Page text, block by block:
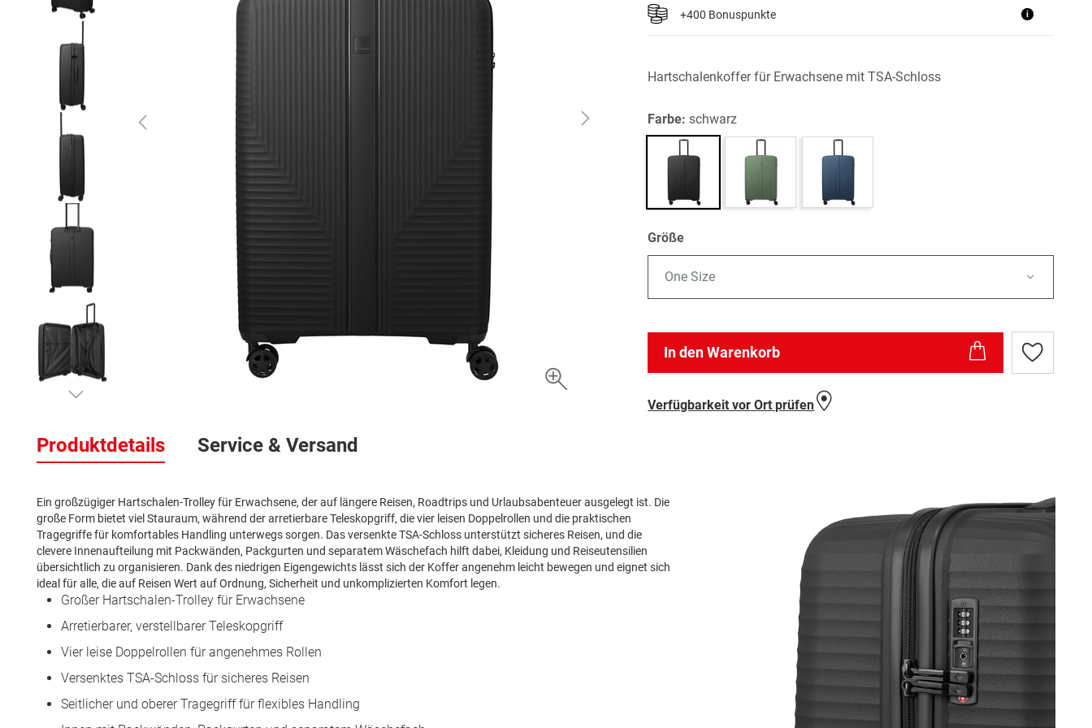
der
Bildergalerie
+400 Bonuspunkte i
Hartschalenkoffer für Erwachsene mit TSA-Schloss
Farbe:schwarz
Größe
One Size
In den Warenkorb
Zur
Wunschliste
Verfügbarkeit vor Ort prüfen
Produktdetails
Ein großzügiger Hartschalen-Trolley für Erwachsene, der auf längere Reisen, Roadtrips und Urlaubsabenteuer ausgelegt ist. Die
große Form bietet viel Stauraum, während der arretierbare Teleskopgriff, die vier leisen Doppelrollen und die praktischen
Tragegriffe für komfortables Handling unterwegs sorgen. Das versenkte TSA-Schloss unterstützt sicheres Reisen, und die
clevere Innenaufteilung mit Packwänden, Packgurten und separatem Wäschefach hilft dabei, Kleidung und Reiseutensilien
übersichtlich zu organisieren. Dank des niedrigen Eigengewichts lässt sich der Koffer angenehm leicht bewegen und eignet sich
ideal für alle, die auf Reisen Wert auf Ordnung, Sicherheit und unkomplizierten Komfort legen.
Großer Hartschalen-Trolley für Erwachsene
Arretierbarer, verstellbarer Teleskopgriff
Vier leise Doppelrollen für angenehmes Rollen
Versenktes TSA-Schloss für sicheres Reisen
Seitlicher und oberer Tragegriff für flexibles Handling
Service & Versand